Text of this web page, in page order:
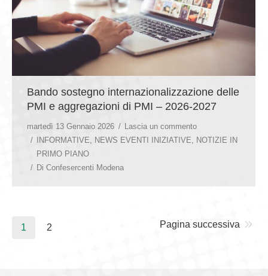
Bando sostegno internazionalizzazione delle
PMI e aggregazioni di PMI – 2026-2027
martedì 13 Gennaio 2026
Lascia un commento
INFORMATIVE, NEWS EVENTI INIZIATIVE, NOTIZIE IN
PRIMO PIANO
Di Confesercenti Modena
1 2 Pagina successiva